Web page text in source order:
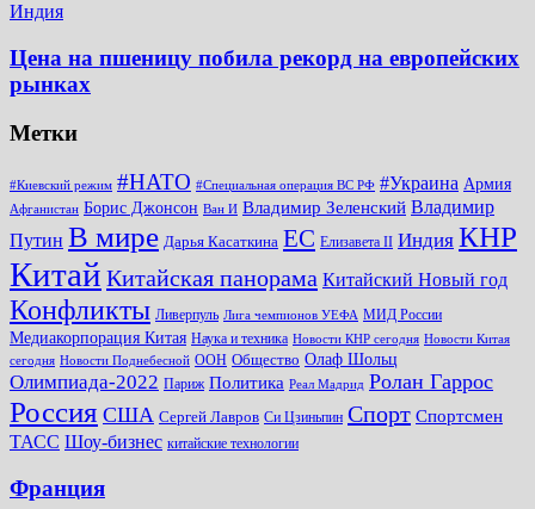
Индия
Цена на пшеницу побила рекорд на европейских
рынках
Метки
#Киевский режим #НАТО #Специальная операция ВС РФ #Украина Армия
Афганистан Борис Джонсон Ван И Владимир Зеленский Владимир
Путин В мире Дарья Касаткина ЕС Елизавета II Индия КНР
Китай Китайская панорама Китайский Новый год
Конфликты Ливерпуль Лига чемпионов УЕФА МИД России
Медиакорпорация Китая Наука и техника Новости КНР сегодня Новости Китая
сегодня Новости Поднебесной ООН Общество Олаф Шольц
Олимпиада-2022 Париж Политика Реал Мадрид Ролан Гаррос
Россия США Сергей Лавров Си Цзиньпин Спорт Спортсмен
ТАСС Шоу-бизнес китайские технологии
Франция